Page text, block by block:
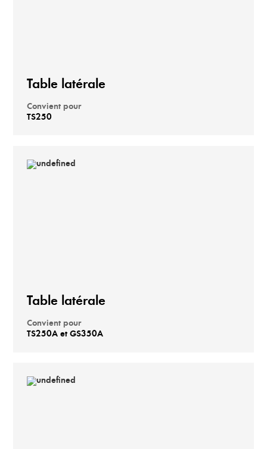
Table latérale
Convient pour
TS250
Table latérale
Convient pour
TS250A et GS350A